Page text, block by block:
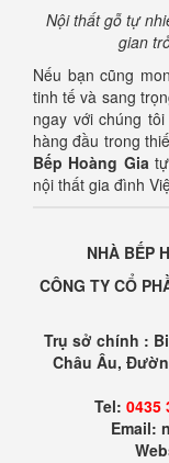
Nội thất gỗ tự
gian
Nếu bạn cũng
tinh tế và sang
ngay với chúng
hàng đầu trong
Bếp Hoàng Giatự
nội thất gia đình
NHÀ BẾP
CÔNG TY CỔ
Trụ sở chính :
Châu Âu,
Tel: 0435
Email: